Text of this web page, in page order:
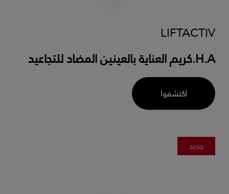
LIFTACTIV
H.A.كريم العناية بالعينين المضاد للتجاعيد
اكتشفوا
جديد